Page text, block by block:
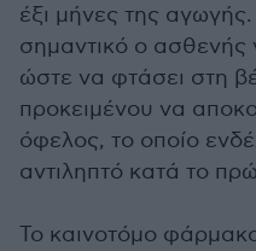
έξι μήνες της αγωγής.
σημαντικό o ασθενής
ώστε να φτάσει στη
προκειμένου να
όφελος, το οποίο
αντιληπτό κατά το
Το καινοτόμο